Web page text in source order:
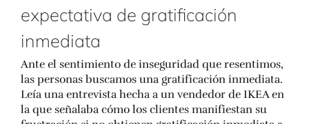
expectativa de gratificación
inmediata
Ante el sentimiento de inseguridad que resentimos,
las personas buscamos una gratificación inmediata.
Leía una entrevista hecha a un vendedor de IKEA en
la que señalaba cómo los clientes manifiestan su